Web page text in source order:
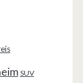
SUV